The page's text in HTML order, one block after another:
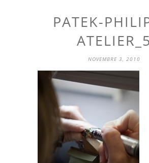
PATEK-
ATELIER_5
NOVEMBRE 3, 2010